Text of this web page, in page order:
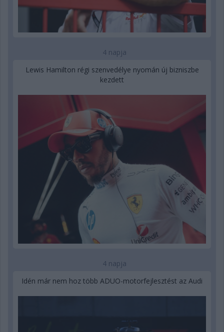
4 napja
Lewis Hamilton régi szenvedélye nyomán új bizniszbe
kezdett
4 napja
Idén már nem hoz több ADUO-motorfejlesztést az Audi